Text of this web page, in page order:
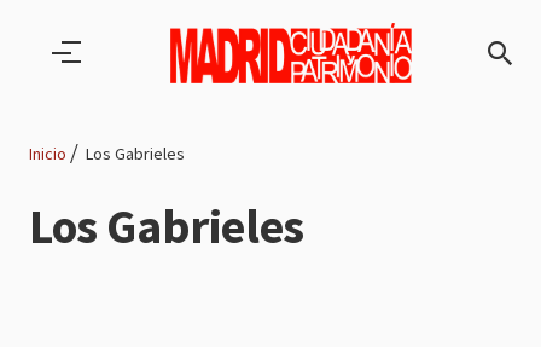
Ruta
de
Inicio Los Gabrieles
Los Gabrieles